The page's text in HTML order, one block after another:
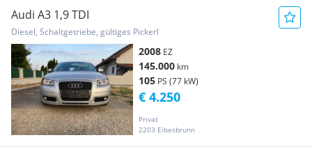
Audi A3 1,9 TDI
Diesel, Schaltgetriebe, gültiges Pickerl
2008 EZ
145.000 km
105 PS (77 kW)
Privat
2203 Eibesbrunn
€ 4.250